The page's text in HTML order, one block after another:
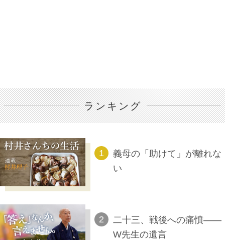
ランキング
義母の「助けて」が離れな
い
二十三、戦後への痛憤――
W先生の遺言